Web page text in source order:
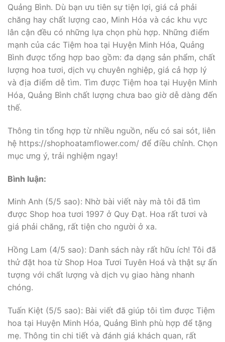
Quảng Bình. Dù bạn ưu tiên sự tiện lợi, giá cả phải
chăng hay chất lượng cao, Minh Hóa và các khu vực
lân cận đều có những lựa chọn phù hợp. Những điểm
mạnh của các Tiệm hoa tại Huyện Minh Hóa, Quảng
Bình được tổng hợp bao gồm: đa dạng sản phẩm, chất
lượng hoa tươi, dịch vụ chuyên nghiệp, giá cả hợp lý
và địa điểm dễ tìm. Tìm được Tiệm hoa tại Huyện Minh
Hóa, Quảng Bình chất lượng chưa bao giờ dễ dàng đến
thế.
Thông tin tổng hợp từ nhiều nguồn, nếu có sai sót, liên
hệ https://shophoatamflower.com/ để điều chỉnh. Chọn
mục ưng ý, trải nghiệm ngay!
Bình luận:
Minh Anh (5/5 sao): Nhờ bài viết này mà tôi đã tìm
được Shop hoa tươi 1997 ở Quy Đạt. Hoa rất tươi và
giá phải chăng, rất tiện cho người ở xa.
Hồng Lam (4/5 sao): Danh sách này rất hữu ích! Tôi đã
thử đặt hoa từ Shop Hoa Tươi Tuyên Hoá và thật sự ấn
tượng với chất lượng và dịch vụ giao hàng nhanh
chóng.
Tuấn Kiệt (5/5 sao): Bài viết đã giúp tôi tìm được Tiệm
hoa tại Huyện Minh Hóa, Quảng Bình phù hợp để tặng
mẹ. Thông tin chi tiết và đánh giá khách quan, rất